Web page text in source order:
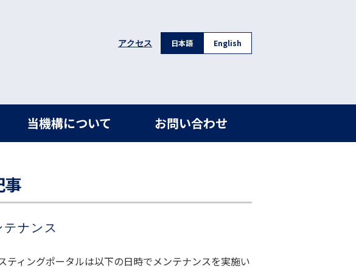
アクセス 日本語 English
当機構について お問い合わせ
事
ナンス
ティングポータルは以下の日時でメンテナンスを実施い